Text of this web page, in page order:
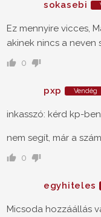
sokasebi
Ez mennyire vicces,
akinek nincs a neven
0
pxp Vendég
inkasszó: kérd kp-
nem segít, már a
0
egyhiteles
Micsoda hozzáállás